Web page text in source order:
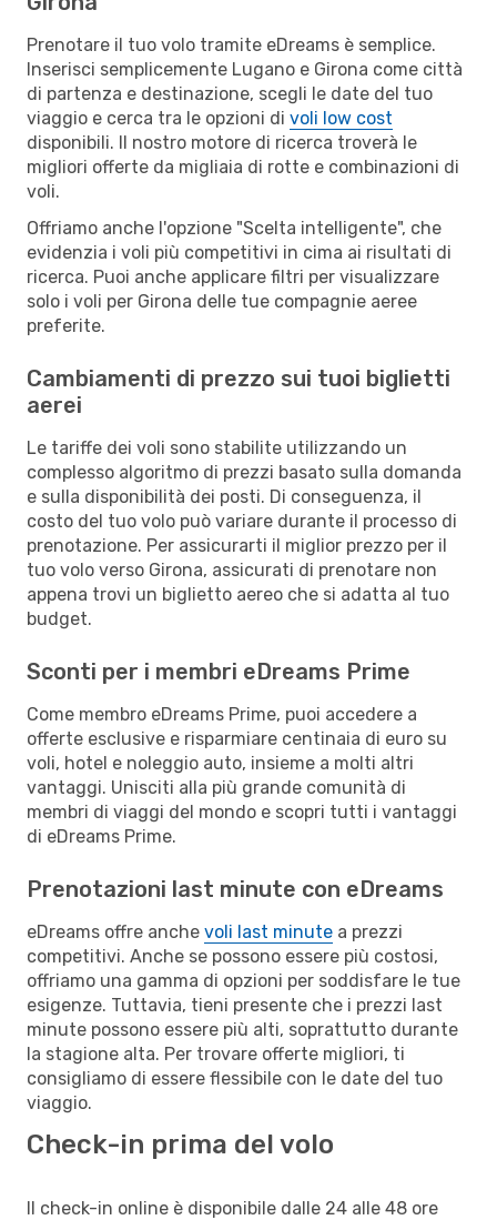
Prenotare il tuo volo tramite eDreams è semplice.
Inserisci semplicemente Lugano e Girona come città
di partenza e destinazione, scegli le date del tuo
viaggio e cerca tra le opzioni di voli low cost
disponibili. Il nostro motore di ricerca troverà le
migliori offerte da migliaia di rotte e combinazioni di
voli.
Offriamo anche l'opzione "Scelta intelligente", che
evidenzia i voli più competitivi in cima ai risultati di
ricerca. Puoi anche applicare filtri per visualizzare
solo i voli per Girona delle tue compagnie aeree
preferite.
Cambiamenti di prezzo sui tuoi biglietti
aerei
Le tariffe dei voli sono stabilite utilizzando un
complesso algoritmo di prezzi basato sulla domanda
e sulla disponibilità dei posti. Di conseguenza, il
costo del tuo volo può variare durante il processo di
prenotazione. Per assicurarti il miglior prezzo per il
tuo volo verso Girona, assicurati di prenotare non
appena trovi un biglietto aereo che si adatta al tuo
budget.
Sconti per i membri eDreams Prime
Come membro eDreams Prime, puoi accedere a
offerte esclusive e risparmiare centinaia di euro su
voli, hotel e noleggio auto, insieme a molti altri
vantaggi. Unisciti alla più grande comunità di
membri di viaggi del mondo e scopri tutti i vantaggi
di eDreams Prime.
Prenotazioni last minute con eDreams
eDreams offre anche voli last minute a prezzi
competitivi. Anche se possono essere più costosi,
offriamo una gamma di opzioni per soddisfare le tue
esigenze. Tuttavia, tieni presente che i prezzi last
minute possono essere più alti, soprattutto durante
la stagione alta. Per trovare offerte migliori, ti
consigliamo di essere flessibile con le date del tuo
viaggio.
Check-in prima del volo
Il check-in online è disponibile dalle 24 alle 48 ore